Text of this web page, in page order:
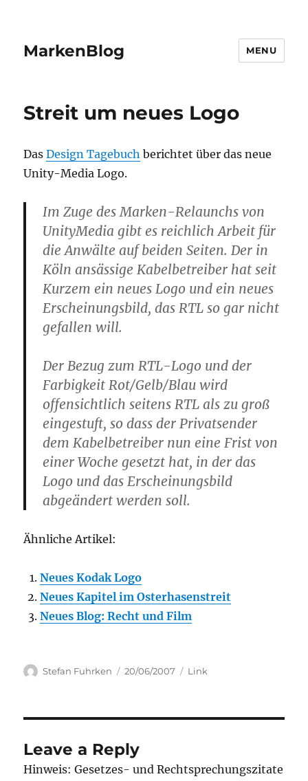
MarkenBlog MENU
Streit um neues Logo
DasDesign Tagebuch berichtet über das neue
Unity-Media Logo.
Im Zuge des Marken-Relaunchs von
UnityMedia gibt es reichlich Arbeit für
die Anwälte auf beiden Seiten. Der in
Köln ansässige Kabelbetreiber hat seit
Kurzem ein neues Logo und ein neues
Erscheinungsbild, das RTL so gar nicht
gefallen will.
Der Bezug zum RTL-Logo und der
Farbigkeit Rot/Gelb/Blau wird
offensichtlich seitens RTL als zu groß
eingestuft, so dass der Privatsender
dem Kabelbetreiber nun eine Frist von
einer Woche gesetzt hat, in der das
Logo und das Erscheinungsbild
abgeändert werden soll.
Ähnliche Artikel:
Neues Kodak Logo
Neues Kapitel im Osterhasenstreit
Neues Blog: Recht und Film
Author
Stefan Fuhrken
Posted
20/06/2007 Categories
Link
Leave a Reply
Hinweis: Gesetzes- und Rechtsprechungszitate